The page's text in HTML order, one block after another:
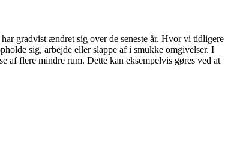
gradvist ændret sig over de seneste år. Hvor vi tidligere
sig, arbejde eller slappe af i smukke omgivelser. I
af flere mindre rum. Dette kan eksempelvis gøres ved at